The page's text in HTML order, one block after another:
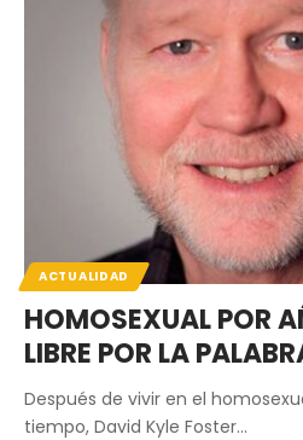
ACTUALIDAD
HOMOSEXUAL POR
LIBRE POR LA
Después de vivir en el
tiempo, David Kyle Foster…